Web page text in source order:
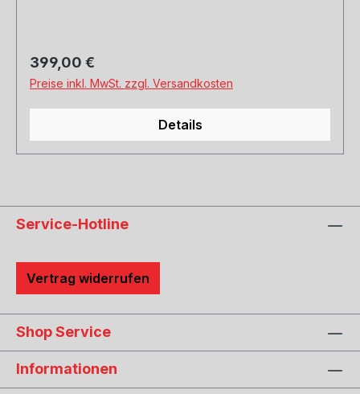
Regulärer Preis:
399,00 €
Preise inkl. MwSt. zzgl. Versandkosten
Details
Service-Hotline
Vertrag widerrufen
Shop Service
Informationen